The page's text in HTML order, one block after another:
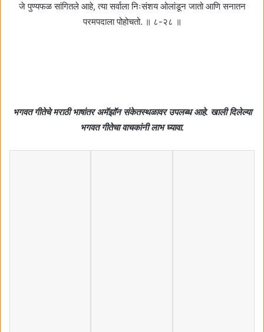
जे पुण्यफळ सांगितले आहे, त्या सर्वाला निःसंशय ओलांडून जातो आणि सनातन
परमपदाला पोहोचतो. ॥ ८-२८ ॥
भगवत गीतेचे मराठी भाषांतर अमॅझॉन संकेतस्थळावर उपलब्ध आहे. खाली दिलेल्या
भगवत गीतेचा वाचकांनी लाभ घ्यावा.